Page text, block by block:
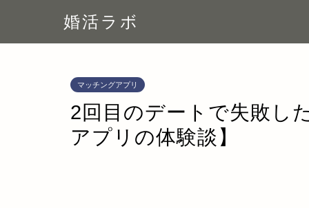
婚活ラボ
マッチングアプリ
2回目のデートで失敗し
アプリの体験談】